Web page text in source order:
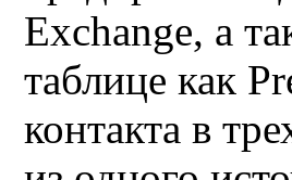
Exchange, а
таблице как
контакта в